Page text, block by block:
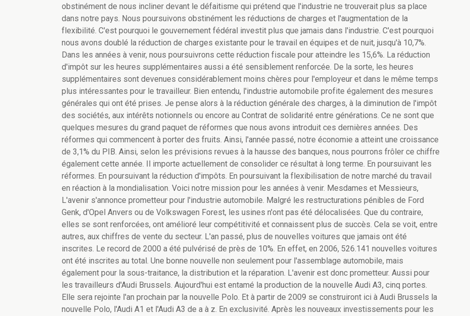
obstinément de nous incliner devant le défaitisme qui prétend que l'industrie ne trouverait plus sa place
dans notre pays. Nous poursuivons obstinément les réductions de charges et l'augmentation de la
flexibilité. C'est pourquoi le gouvernement fédéral investit plus que jamais dans l'industrie. C'est pourquoi
nous avons doublé la réduction de charges existante pour le travail en équipes et de nuit, jusqu'à 10,7%.
Dans les années à venir, nous poursuivrons cette réduction fiscale pour atteindre les 15,6%. La réduction
d'impôt sur les heures supplémentaires aussi a été sensiblement renforcée. De la sorte, les heures
supplémentaires sont devenues considérablement moins chères pour l'employeur et dans le même temps
plus intéressantes pour le travailleur. Bien entendu, l'industrie automobile profite également des mesures
générales qui ont été prises. Je pense alors à la réduction générale des charges, à la diminution de l'impôt
des sociétés, aux intérêts notionnels ou encore au Contrat de solidarité entre générations. Ce ne sont que
quelques mesures du grand paquet de réformes que nous avons introduit ces dernières années. Des
réformes qui commencent à porter des fruits. Ainsi, l'année passé, notre économie a atteint une croissance
de 3,1% du PIB. Ainsi, selon les prévisions revues à la hausse des banques, nous pourrons frôler ce chiffre
également cette année. Il importe actuellement de consolider ce résultat à long terme. En poursuivant les
réformes. En poursuivant la réduction d'impôts. En poursuivant la flexibilisation de notre marché du travail
en réaction à la mondialisation. Voici notre mission pour les années à venir. Mesdames et Messieurs,
L'avenir s'annonce prometteur pour l'industrie automobile. Malgré les restructurations pénibles de Ford
Genk, d'Opel Anvers ou de Volkswagen Forest, les usines n'ont pas été délocalisées. Que du contraire,
elles se sont renforcées, ont amélioré leur compétitivité et connaissent plus de succès. Cela se voit, entre
autres, aux chiffres de vente du secteur. L'an passé, plus de nouvelles voitures que jamais ont été
inscrites. Le record de 2000 a été pulvérisé de près de 10%. En effet, en 2006, 526.141 nouvelles voitures
ont été inscrites au total. Une bonne nouvelle non seulement pour l'assemblage automobile, mais
également pour la sous-traitance, la distribution et la réparation. L'avenir est donc prometteur. Aussi pour
les travailleurs d'Audi Brussels. Aujourd'hui est entamé la production de la nouvelle Audi A3, cinq portes.
Elle sera rejointe l'an prochain par la nouvelle Polo. Et à partir de 2009 se construiront ici à Audi Brussels la
nouvelle Polo, l'Audi A1 et l'Audi A3 de a à z. En exclusivité. Après les nouveaux investissements pour les